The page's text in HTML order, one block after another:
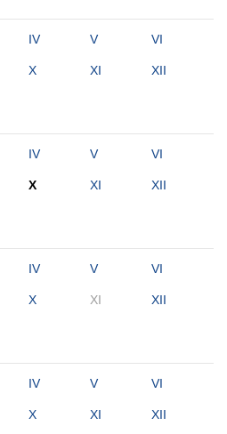
IV V VI
X XI XII
IV V VI
X XI XII
IV V VI
X XI XII
IV V VI
X XI XII